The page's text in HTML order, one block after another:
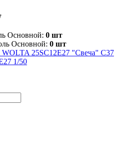
Основной: 0 шт
Основной: 0 шт
WOLTA 25SC12E27 "Свеча" C37
1/50